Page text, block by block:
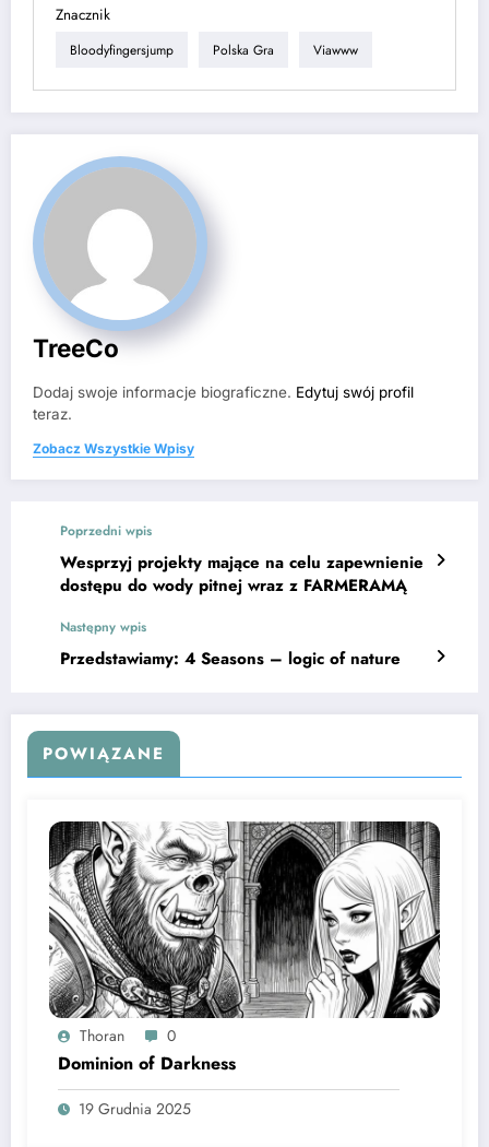
Znacznik
Bloodyfingersjump Polska Gra Viawww
TreeCo
Dodaj swoje informacje biograficzne. Edytuj swój profil
teraz.
Zobacz Wszystkie Wpisy
Poprzedni wpis
Wesprzyj projekty mające na celu zapewnienie
dostępu do wody pitnej wraz z FARMERAMĄ
Następny wpis
Przedstawiamy: 4 Seasons – logic of nature
POWIĄZANE
Thoran 0
Dominion of Darkness
19 Grudnia 2025